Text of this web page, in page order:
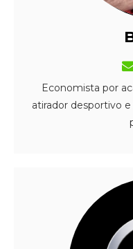
Economista por
atirador desportivo